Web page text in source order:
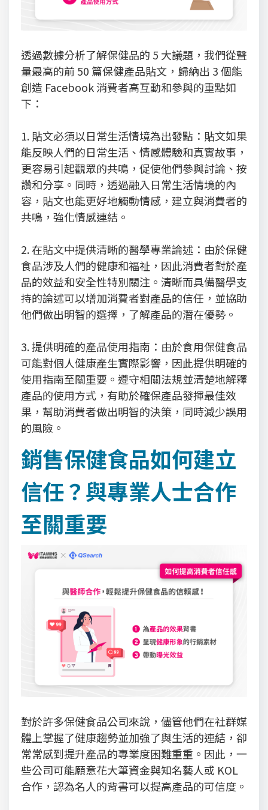
透過數據分析了解保健品的 5 大議題，我們從聲
量最高的前 50 篇保健產品貼文，歸納出 3 個能
創造 Facebook 消費者高互動和參與的重點如
下：
1. 貼文必須以日常生活情境為出發點：貼文如果
能反映人們的日常生活、情感體驗和真實故事，
更容易引起觀眾的共鳴，促使他們參與討論、按
讚和分享。同時，透過融入日常生活情境的內
容，貼文也能更好地觸動情感，建立與消費者的
共鳴，強化情感連結。
2. 在貼文中提供清晰的醫學專業論述：由於保健
食品涉及人們的健康和福祉，因此消費者對於產
品的效益和安全性特別關注。清晰而具備醫學支
持的論述可以增加消費者對產品的信任，並協助
他們做出明智的選擇，了解產品的潛在優勢。
3. 提供明確的產品使用指南：由於食用保健食品
可能對個人健康產生實際影響，因此提供明確的
使用指南至關重要。遵守相關法規並清楚地解釋
產品的使用方式，有助於確保產品發揮最佳效
果，幫助消費者做出明智的決策，同時減少誤用
的風險。
銷售保健食品如何建立
信任？與專業人士合作
至關重要
對於許多保健食品公司來說，儘管他們在社群媒
體上掌握了健康趨勢並加強了與生活的連結，卻
常常感到提升產品的專業度困難重重。因此，一
些公司可能願意花大筆資金與知名藝人或 KOL
合作，認為名人的背書可以提高產品的可信度。